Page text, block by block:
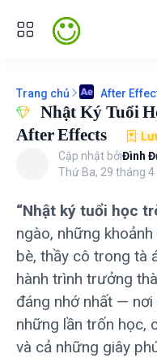
Trang chủ After
Nhật Ký Tuổi
After Effects
Cập nhật bởiĐình
Thứ Ba, 29 tháng 4
“Nhật ký tuổi học
ngào, những
bè, thầy cô trong tà
hành trình trưởng
đáng nhớ nhất —
những lần trốn học,
và cả những giây